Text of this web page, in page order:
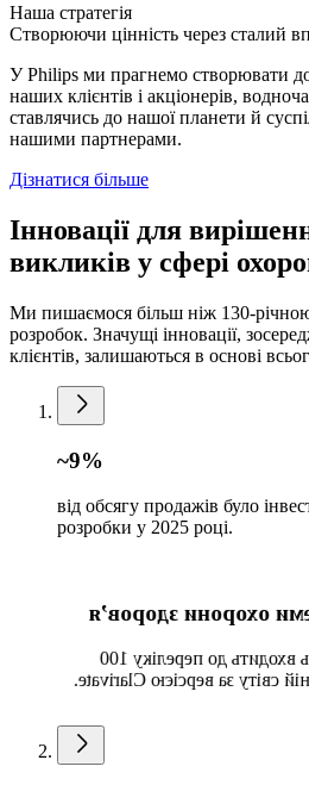
Наша стратегія
Створюючи цінність через сталий
У Philips ми прагнемо створювати
наших клієнтів і акціонерів,
ставлячись до нашої планети й
нашими партнерами.
Дізнатися більше
Інновації для
викликів у сфері
Ми пишаємося більш ніж 130-
розробок. Значущі інновації,
клієнтів, залишаються в основі
~9%
від обсягу продажів було
розробки у 2025 році.
Трансформація
Philips вже 12-й рік
найінноваційніших